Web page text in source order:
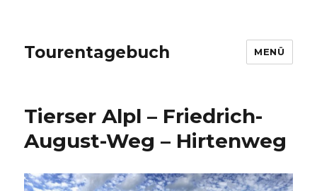
Tourentagebuch MENÜ
Tierser Alpl – Friedrich-
August-Weg – Hirtenweg